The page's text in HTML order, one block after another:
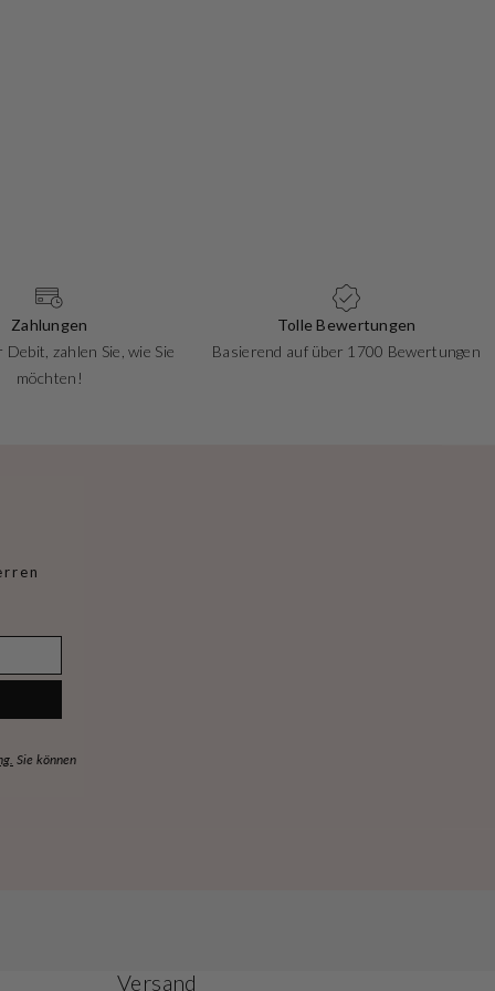
Zahlungen
zahlen Sie, wie Sie
möchten!
Tolle Bewertungen
Basierend auf über 1700 Bewertungen
Sie können
Versand